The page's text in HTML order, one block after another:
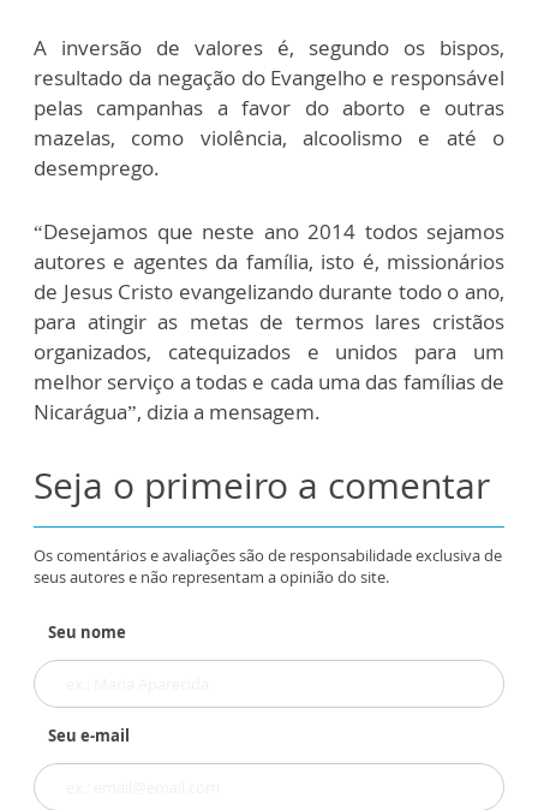
A inversão de valores é, segundo os bispos,
resultado da negação do Evangelho e responsável
pelas campanhas a favor do aborto e outras
mazelas, como violência, alcoolismo e até o
desemprego.
“Desejamos que neste ano 2014 todos sejamos
autores e agentes da família, isto é, missionários
de Jesus Cristo evangelizando durante todo o ano,
para atingir as metas de termos lares cristãos
organizados, catequizados e unidos para um
melhor serviço a todas e cada uma das famílias de
Nicarágua”, dizia a mensagem.
Seja o primeiro a comentar
Os comentários e avaliações são de responsabilidade exclusiva de
seus autores e não representam a opinião do site.
Seu nome
Seu e-mail